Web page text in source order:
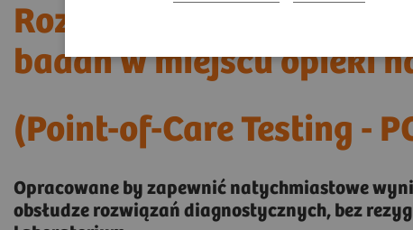
Rozwiązania
badań w miejscu opieki
(Point-of-Care Testing -
Opracowane by zapewnić natychmiastowe
obsłudze rozwiązań diagnostycznych, bez